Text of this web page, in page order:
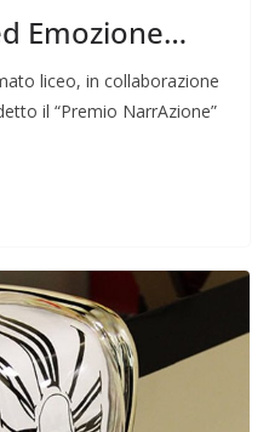
Emozione…
liceo, in collaborazione
il “Premio NarrAzione”